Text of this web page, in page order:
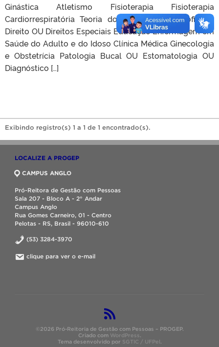
Ginástica Atletismo Fisioterapia Fisioterapia
Cardiorrespiratória Teoria do Direito OU Filosofia do
Direito OU Direitos Especiais Educação Enfermagem em
Saúde do Adulto e do Idoso Clínica Médica Ginecologia
e Obstetrícia Patologia Bucal OU Estomatologia OU
Diagnóstico […]
Exibindo registro(s) 1 a 1 de 1 encontrado(s).
LOCALIZE A PROGEP
CAMPUS ANGLO
Pró-Reitora de Gestão com Pessoas
Sala 207 - Bloco A - 2° Andar
Campus Anglo
Rua Gomes Carneiro, 01 - Centro
Pelotas - RS, Brasil - 96010-610
(53) 3284-3970
clique para ver o e-mail
©2026 Pró-Reitoria de Gestão com Pessoas – PROGEP.
Criado com WordPress.
Tema desenvolvido por SGTIC / UFPel.